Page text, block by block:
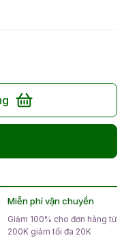
Miễn phí vận chuyển
Giảm 100% cho đơn hàng từ
200K giảm tối đa 20K